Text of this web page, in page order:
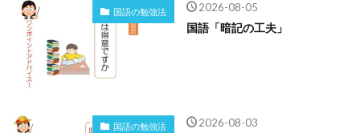
国語の勉強法 2026-08-05
国語「暗記の工夫」
国語の勉強法 2026-08-03